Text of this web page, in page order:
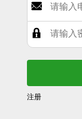
注册